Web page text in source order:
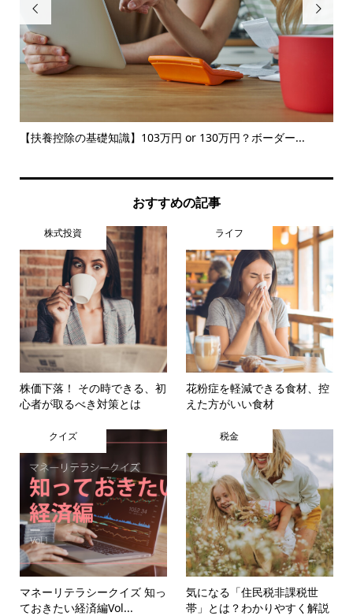

【扶養控除の基礎知識】103万円 or 130万円？ボーダー...

おすすめの記事
株式投資
株価下落！ その時できる、初
心者が取るべき対策とは
ライフ
花粉症を軽減できる食材、控
えた方がいい食材
クイズ
マネーリテラシークイズ 知っ
ておきたい経済編Vol...
税金
気になる「住民税非課税世
帯」とは？わかりやすく解説